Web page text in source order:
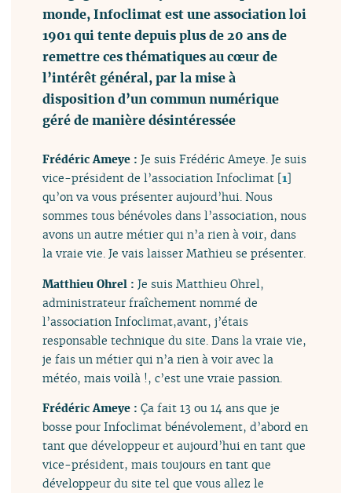
monde, Infoclimat est une association loi
1901 qui tente depuis plus de 20 ans de
remettre ces thématiques au cœur de
l’intérêt général, par la mise à
disposition d’un commun numérique
géré de manière désintéressée
Frédéric Ameye :Je suis Frédéric Ameye. Je suis
vice-président de l’association Infoclimat [1]
qu’on va vous présenter aujourd’hui. Nous
sommes tous bénévoles dans l’association, nous
avons un autre métier qui n’a rien à voir, dans
la vraie vie. Je vais laisser Mathieu se présenter.
Matthieu Ohrel :Je suis Matthieu Ohrel,
administrateur fraîchement nommé de
l’association Infoclimat,avant, j’étais
responsable technique du site. Dans la vraie vie,
je fais un métier qui n’a rien à voir avec la
météo, mais voilà !, c’est une vraie passion.
Frédéric Ameye :Ça fait 13 ou 14 ans que je
bosse pour Infoclimat bénévolement, d’abord en
tant que développeur et aujourd’hui en tant que
vice-président, mais toujours en tant que
développeur du site tel que vous allez le